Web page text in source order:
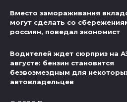
Вместо замораживания
могут сделать со
россиян, поведал экономист
Водителей ждет сюрприз на
августе: бензин становится
безвозмездным для
автовладельцев